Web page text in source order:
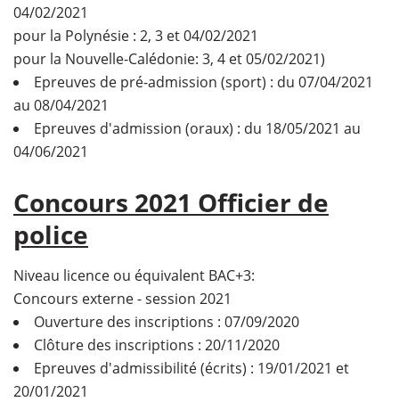
04/02/2021
pour la Polynésie : 2, 3 et 04/02/2021
pour la Nouvelle-Calédonie: 3, 4 et 05/02/2021)
Epreuves de pré-admission (sport) : du 07/04/2021
au 08/04/2021
Epreuves d'admission (oraux) : du 18/05/2021 au
04/06/2021
Concours 2021 Officier de
police
Niveau licence ou équivalent BAC+3:
Concours externe - session 2021
Ouverture des inscriptions : 07/09/2020
Clôture des inscriptions : 20/11/2020
Epreuves d'admissibilité (écrits) : 19/01/2021 et
20/01/2021